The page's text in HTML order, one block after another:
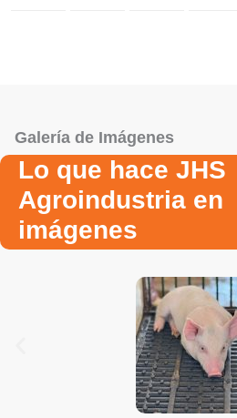
Galería de Imágenes
Lo que hace JHS
Agroindustria en
imágenes